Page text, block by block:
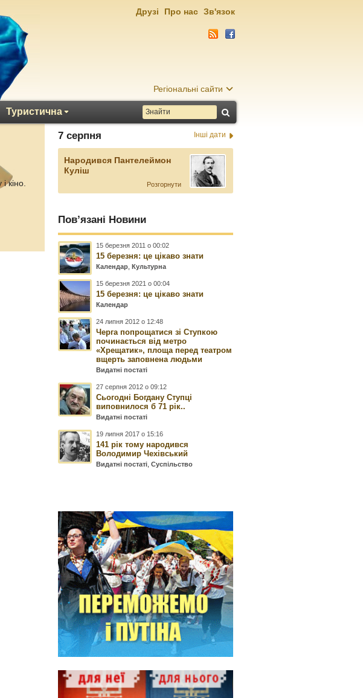
Регіональні сайти
Туристична
Друзі Про нас Зв'язок
кіно.
7 серпня Інші дати
Народився Пантелеймон
Куліш
Розгорнути
Пов’язані Новини
15 березня 2011 о 00:02
15 березня: це цікаво знати
Календар ,Культурна
15 березня 2021 о 00:04
15 березня: це цікаво знати
Календар
24 липня 2012 о 12:48
Черга попрощатися зі Ступкою
починається від метро
«Хрещатик», площа перед театром
вщерть заповнена людьми
Видатні постаті
27 серпня 2012 о 09:12
Сьогодні Богдану Ступці
виповнилося б 71 рік..
Видатні постаті
19 липня 2017 о 15:16
141 рік тому народився
Володимир Чехівський
Видатні постаті ,Суспільство